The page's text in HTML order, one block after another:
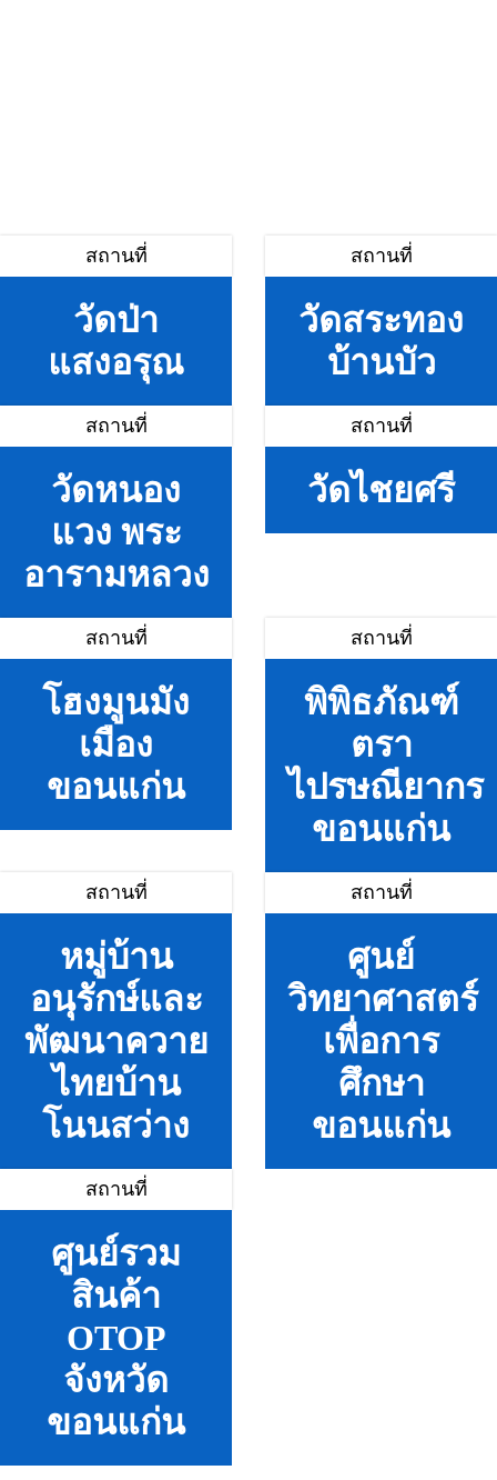
สถานที่
วัดป่า
แสงอรุณ
สถานที่
วัดสระทอง
บ้านบัว
สถานที่
วัดหนอง
แวง พระ
อารามหลวง
สถานที่
วัดไชยศรี
สถานที่
โฮงมูนมัง
เมือง
ขอนแก่น
สถานที่
พิพิธภัณฑ์
ตรา
ไปรษณียากร
ขอนแก่น
สถานที่
หมู่บ้าน
อนุรักษ์และ
พัฒนาควาย
ไทยบ้าน
โนนสว่าง
สถานที่
ศูนย์
วิทยาศาสตร์
เพื่อการ
ศึกษา
ขอนแก่น
สถานที่
ศูนย์รวม
สินค้า
OTOP
จังหวัด
ขอนแก่น